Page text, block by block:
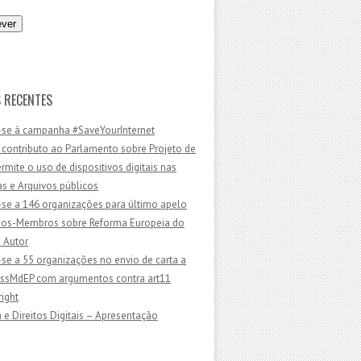
à campanha #SaveYourInternet
contributo ao Parlamento sobre Projeto de
o uso de dispositivos digitais nas
e Arquivos públicos
se a 146 organizações para último apelo
Membros sobre Reforma Europeia do
Autor
a 55 organizações no envio de carta a
com argumentos contra art11
e Direitos Digitais – Apresentação